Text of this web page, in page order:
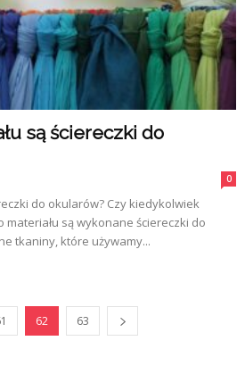
są ściereczki do
0
do okularów? Czy kiedykolwiek
materiału są wykonane ściereczki do
tkaniny, które używamy...
62 63